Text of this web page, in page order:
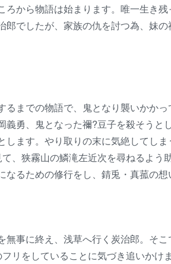
ろから物語は始まります。唯一生き
郎でしたが、家族の仇を討つ為、妹
るまでの物語で、鬼となり襲いかか
義勇、鬼となった禰?豆子を殺そうと
します。やり取りの末に気絶してし
、狭霧山の鱗滝左近次を尋ねるよう
なるための修行をし、錆兎・真菰の想
無事に終え、浅草へ行く炭治郎。そ
リをしていることに気づき追いかけ